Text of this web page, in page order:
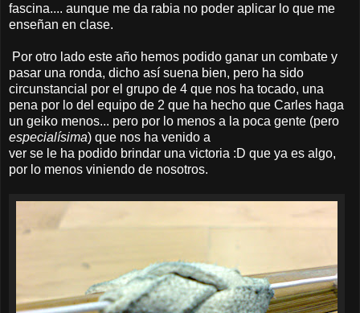
fascina.... aunque me da rabia no poder aplicar lo que me
enseñan en clase.
Por otro lado este año hemos podido ganar un combate y
pasar una ronda, dicho así suena bien, pero ha sido
circunstancial por el grupo de 4 que nos ha tocado, una
pena por lo del equipo de 2 que ha hecho que Carles haga
un geiko menos... pero por lo menos a la poca gente (pero
especialísima) que nos ha venido a
ver se le ha podido brindar una victoria :D que ya es algo,
por lo menos viniendo de nosotros.